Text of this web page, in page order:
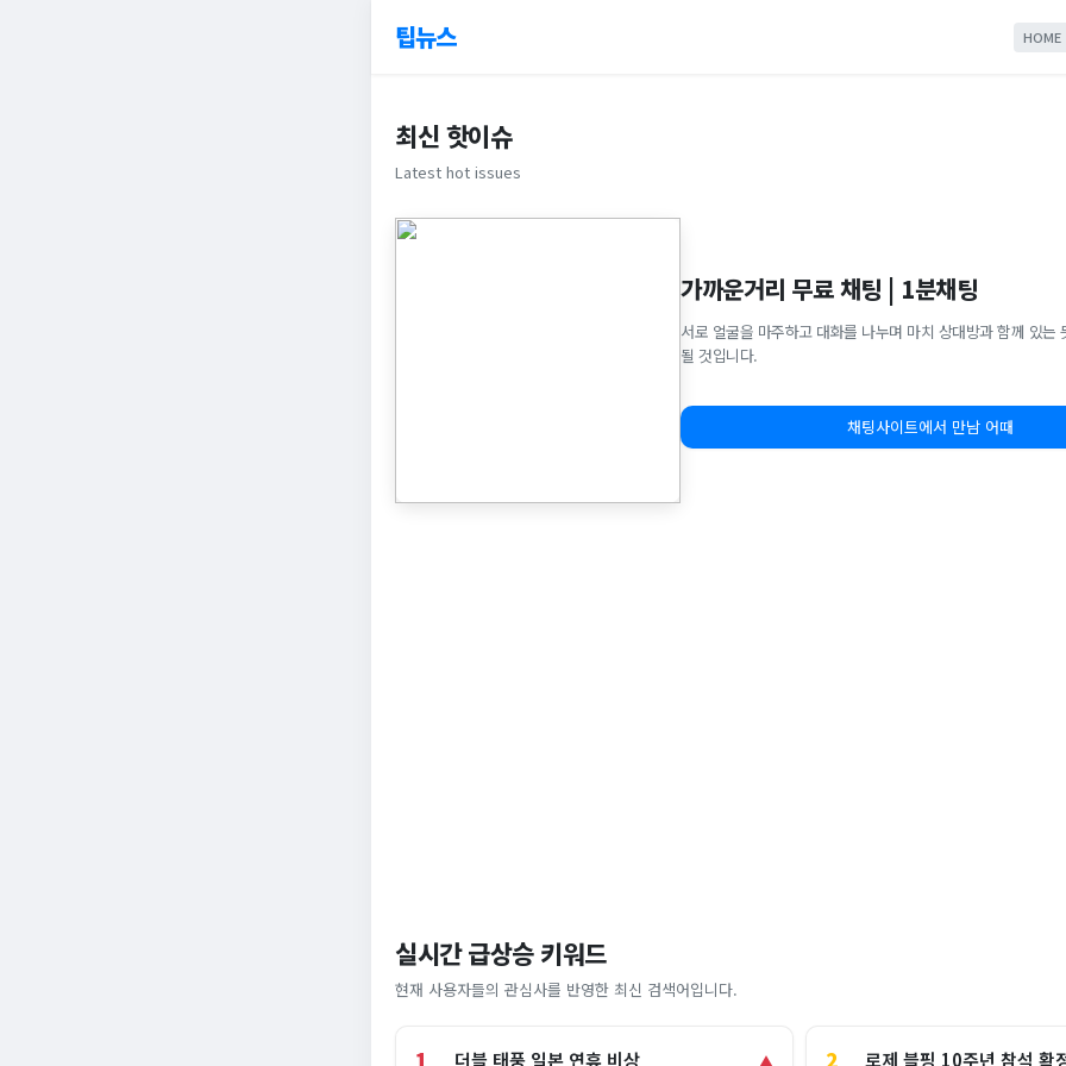
팁뉴스 HOME
최신 핫이슈
Latest hot issues
가까운거리 무료 채팅 | 1분채팅
서로 얼굴을 마주하고 대화를 나누며 마치 상대방과 함께 있는
될 것입니다.
채팅사이트에서 만남 어때
실시간 급상승 키워드
현재 사용자들의 관심사를 반영한 최신 검색어입니다.
더블 태풍 일본 연휴 비상 ▲ 2 로제 블핑 10주년 참석 확